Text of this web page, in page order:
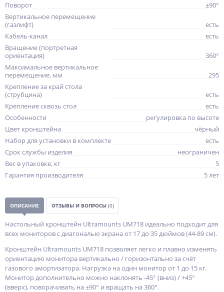
Поворот
±90°
Вертикальное перемещение
(газлифт)
есть
Кабель-канал
есть
Вращение (портретная
ориентация)
360°
Максимальное вертикальное
перемещение, мм
295
Крепление за край стола
(струбцина)
есть
Крепление сквозь стол
есть
Особенности
регулировка по высоте
Цвет кронштейна
чёрный
Набор для установки в комплекте
есть
Срок службы изделия
неограничен
Вес в упаковке, кг
5
Гарантия производителя
5 лет
ОПИСАНИЕ ОТЗЫВЫ И ВОПРОСЫ (0)
Настольный кронштейн Ultramounts UM718 идеально подходит для
всех мониторов с диагональю экрана от 17 до 35 дюймов (44-89 см).
Кронштейн Ultramounts UM718 позволяет легко и плавно изменять
ориентацию монитора вертикально / горизонтально за счёт
газового амортизатора. Нагрузка на один монитор от 1 до 15 кг.
Монитор дополнительно можно наклонять -45° (вниз) / +45°
(вверх), поворачивать на ±90° и вращать на 360°.